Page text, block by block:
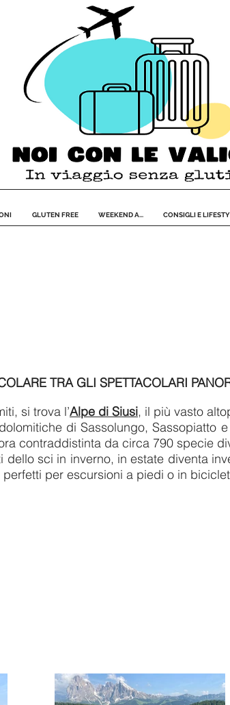
TRA GLI SPETTACOLARI
si trova l’Alpe di Siusi, il più vasto
di Sassolungo, Sassopiatto
contraddistinta da circa 790 specie
dello sci in inverno, in estate diventa
per escursioni a piedi o in
GLUTEN FREE WEEKEND A... CONSIGLI E